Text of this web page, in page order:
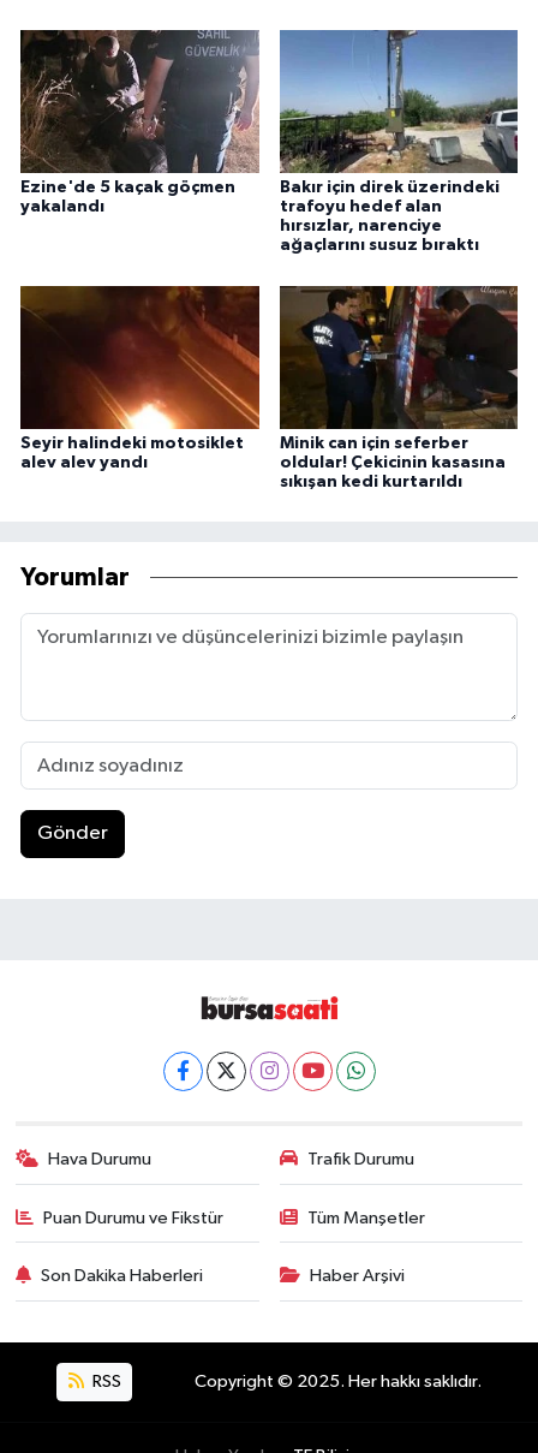
Ezine'de 5 kaçak göçmen
yakalandı
Bakır için direk üzerindeki
trafoyu hedef alan
hırsızlar, narenciye
ağaçlarını susuz bıraktı
Seyir halindeki motosiklet
alev alev yandı
Minik can için seferber
oldular! Çekicinin kasasına
sıkışan kedi kurtarıldı
Yorumlar
Gönder
Hava Durumu Trafik Durumu
Puan Durumu ve Fikstür Tüm Manşetler
Son Dakika Haberleri Haber Arşivi
RSS Copyright © 2025. Her hakkı saklıdır.